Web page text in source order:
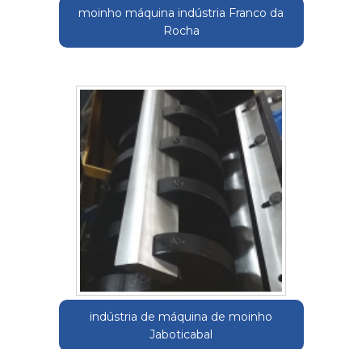
moinho máquina indústria Franco da
Rocha
indústria de máquina de moinho
Jaboticabal